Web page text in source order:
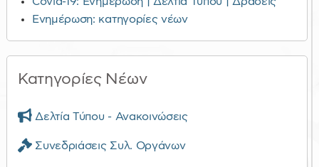
Ενημέρωση: κατηγορίες νέων
Κατηγορίες Νέων
Δελτία Τύπου - Ανακοινώσεις
Συνεδριάσεις Συλ. Οργάνων